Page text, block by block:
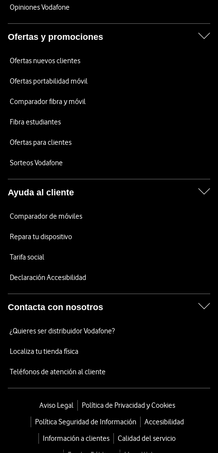
Opiniones Vodafone
Ofertas y promociones
Ofertas nuevos clientes
Ofertas portabilidad móvil
Comparador fibra y móvil
Fibra estudiantes
Ofertas para clientes
Sorteos Vodafone
Ayuda al cliente
Comparador de móviles
Repara tu dispositivo
Tarifa social
Declaración Accesibilidad
Contacta con nosotros
¿Quieres ser distribuidor Vodafone?
Localiza tu tienda física
Teléfonos de atención al cliente
Aviso Legal
Política de Privacidad y Cookies
Política Seguridad de Información
Accesibilidad
Información a clientes
Calidad del servicio